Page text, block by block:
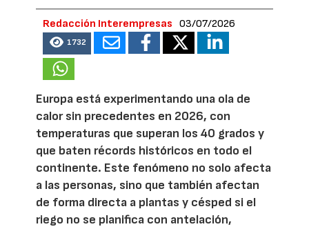
Redacción Interempresas 03/07/2026
1732
Europa está experimentando una ola de
calor sin precedentes en 2026, con
temperaturas que superan los 40 grados y
que baten récords históricos en todo el
continente. Este fenómeno no solo afecta
a las personas, sino que también afectan
de forma directa a plantas y césped si el
riego no se planifica con antelación,